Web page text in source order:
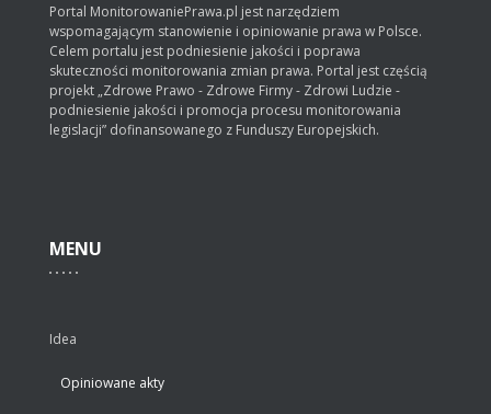
Portal MonitorowaniePrawa.pl jest narzędziem
wspomagającym stanowienie i opiniowanie prawa w Polsce.
Celem portalu jest podniesienie jakości i poprawa
skuteczności monitorowania zmian prawa. Portal jest częścią
projekt „Zdrowe Prawo - Zdrowe Firmy - Zdrowi Ludzie -
podniesienie jakości i promocja procesu monitorowania
legislacji” dofinansowanego z Funduszy Europejskich.
MENU
Idea
Opiniowane akty